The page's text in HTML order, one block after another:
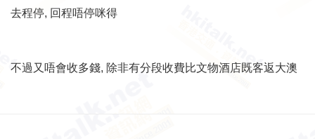
去程停, 回程唔停咪得
不過又唔會收多錢, 除非有分段收費比文物酒店既客返大澳